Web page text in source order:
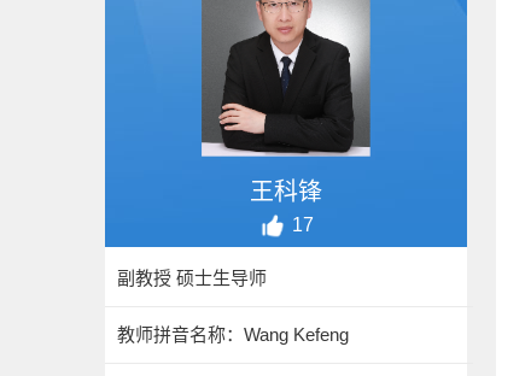
王科锋
17
副教授 硕士生导师
教师拼音名称：Wang Kefeng